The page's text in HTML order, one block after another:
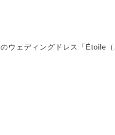
ウェディングドレス「Étoile（